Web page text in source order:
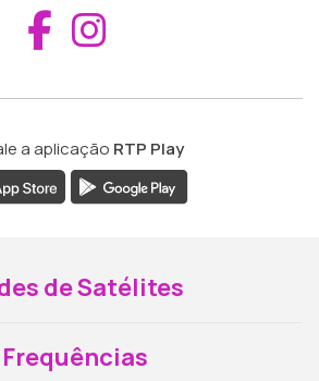
Aceder ao
a aplicação RTP Play
de Satélites
Frequências